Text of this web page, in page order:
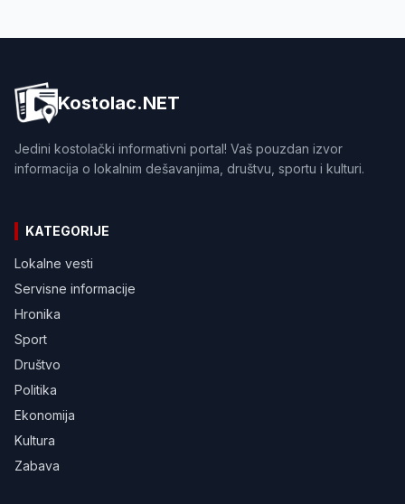
Kostolac.NET
Jedini kostolački informativni portal! Vaš pouzdan izvor
informacija o lokalnim dešavanjima, društvu, sportu i kulturi.
KATEGORIJE
Lokalne vesti
Servisne informacije
Hronika
Sport
Društvo
Politika
Ekonomija
Kultura
Zabava